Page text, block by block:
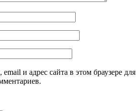
и адрес сайта в этом браузере для